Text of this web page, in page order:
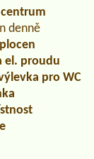
denně
el. proudu
pro WC